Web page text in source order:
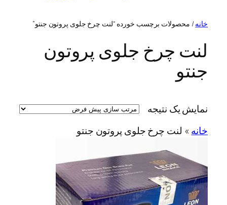
خانه/ محصولات برچسب خورده “لنت چرخ جلوی پروتون جنتو”
لنت چرخ جلوی پروتون
جنتو
نمایش یک نتیجه
خانه» لنت چرخ جلوی پروتون جنتو